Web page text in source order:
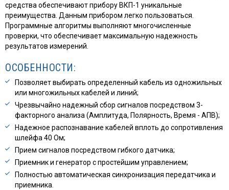
средства обеспечивают прибору ВКП-1 уникальные
преимущества. Данным прибором легко пользоваться.
Программные алгоритмы выполняют многочисленные
проверки, что обеспечивает максимальную надежность
результатов измерений.
ОСОБЕННОСТИ:
Позволяет выбирать определенный кабель из одножильных
или многожильных кабелей и линий;
Чрезвычайно надежный сбор сигналов посредством 3-
факторного анализа (Амплитуда, Полярность, Время - АПВ);
Надежное распознавание кабелей вплоть до сопротивления
шлейфа 40 Ом;
Прием сигналов посредством гибкого датчика;
Приемник и генератор с простейшим управлением;
Полностью автоматическая синхронизация передатчика и
приемника.